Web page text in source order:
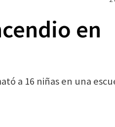
en
a 16 niñas en una